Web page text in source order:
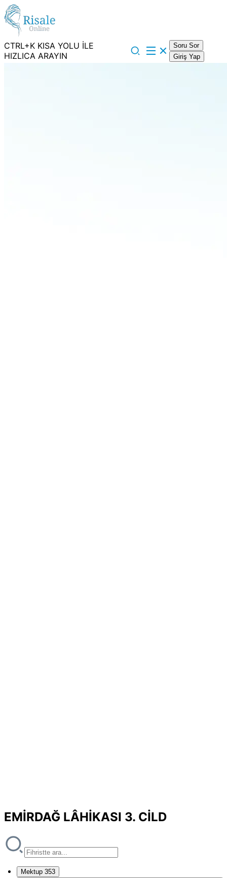
CTRL+K KISA YOLU İLE
HIZLICA ARAYIN
Soru Sor
Giriş Yap
EMİRDAĞ LÂHİKASI 3. CİLD
Mektup 353